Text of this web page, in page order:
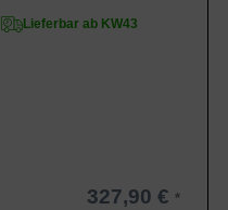
Lieferbar ab KW43
327,90 €